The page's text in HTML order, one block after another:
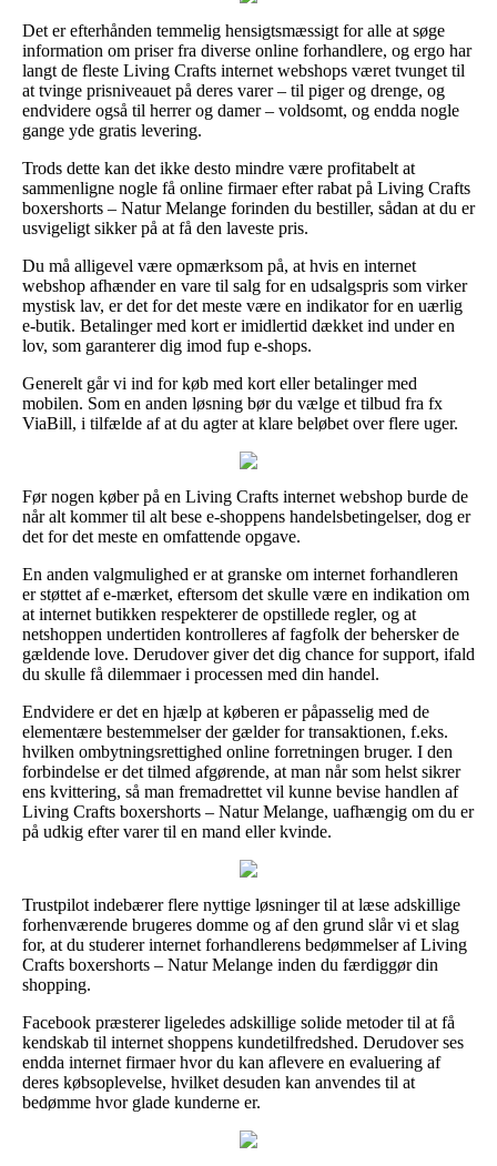
Det er efterhånden temmelig hensigtsmæssigt for alle at søge
information om priser fra diverse online forhandlere, og ergo har
langt de fleste Living Crafts internet webshops været tvunget til
at tvinge prisniveauet på deres varer – til piger og drenge, og
endvidere også til herrer og damer – voldsomt, og endda nogle
gange yde gratis levering.
Trods dette kan det ikke desto mindre være profitabelt at
sammenligne nogle få online firmaer efter rabat på Living Crafts
boxershorts – Natur Melange forinden du bestiller, sådan at du er
usvigeligt sikker på at få den laveste pris.
Du må alligevel være opmærksom på, at hvis en internet
webshop afhænder en vare til salg for en udsalgspris som virker
mystisk lav, er det for det meste være en indikator for en uærlig
e-butik. Betalinger med kort er imidlertid dækket ind under en
lov, som garanterer dig imod fup e-shops.
Generelt går vi ind for køb med kort eller betalinger med
mobilen. Som en anden løsning bør du vælge et tilbud fra fx
ViaBill, i tilfælde af at du agter at klare beløbet over flere uger.
Før nogen køber på en Living Crafts internet webshop burde de
når alt kommer til alt bese e-shoppens handelsbetingelser, dog er
det for det meste en omfattende opgave.
En anden valgmulighed er at granske om internet forhandleren
er støttet af e-mærket, eftersom det skulle være en indikation om
at internet butikken respekterer de opstillede regler, og at
netshoppen undertiden kontrolleres af fagfolk der behersker de
gældende love. Derudover giver det dig chance for support, ifald
du skulle få dilemmaer i processen med din handel.
Endvidere er det en hjælp at køberen er påpasselig med de
elementære bestemmelser der gælder for transaktionen, f.eks.
hvilken ombytningsrettighed online forretningen bruger. I den
forbindelse er det tilmed afgørende, at man når som helst sikrer
ens kvittering, så man fremadrettet vil kunne bevise handlen af
Living Crafts boxershorts – Natur Melange, uafhængig om du er
på udkig efter varer til en mand eller kvinde.
Trustpilot indebærer flere nyttige løsninger til at læse adskillige
forhenværende brugeres domme og af den grund slår vi et slag
for, at du studerer internet forhandlerens bedømmelser af Living
Crafts boxershorts – Natur Melange inden du færdiggør din
shopping.
Facebook præsterer ligeledes adskillige solide metoder til at få
kendskab til internet shoppens kundetilfredshed. Derudover ses
endda internet firmaer hvor du kan aflevere en evaluering af
deres købsoplevelse, hvilket desuden kan anvendes til at
bedømme hvor glade kunderne er.